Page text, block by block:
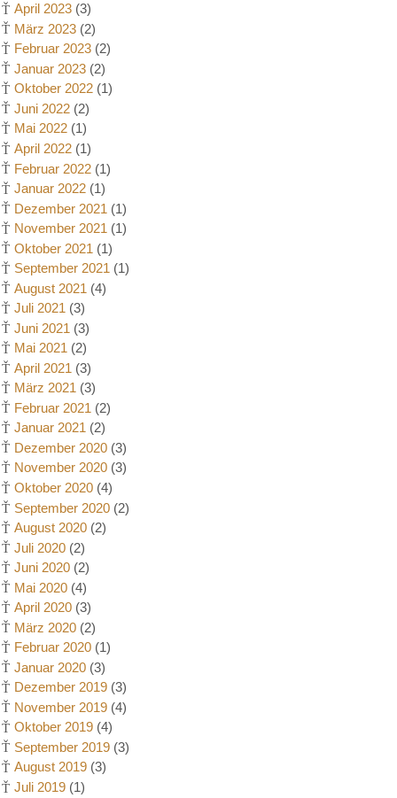
April 2023 (3)
März 2023 (2)
Februar 2023 (2)
Januar 2023 (2)
Oktober 2022 (1)
Juni 2022 (2)
Mai 2022 (1)
April 2022 (1)
Februar 2022 (1)
Januar 2022 (1)
Dezember 2021 (1)
November 2021 (1)
Oktober 2021 (1)
September 2021 (1)
August 2021 (4)
Juli 2021 (3)
Juni 2021 (3)
Mai 2021 (2)
April 2021 (3)
März 2021 (3)
Februar 2021 (2)
Januar 2021 (2)
Dezember 2020 (3)
November 2020 (3)
Oktober 2020 (4)
September 2020 (2)
August 2020 (2)
Juli 2020 (2)
Juni 2020 (2)
Mai 2020 (4)
April 2020 (3)
März 2020 (2)
Februar 2020 (1)
Januar 2020 (3)
Dezember 2019 (3)
November 2019 (4)
Oktober 2019 (4)
September 2019 (3)
August 2019 (3)
Juli 2019 (1)